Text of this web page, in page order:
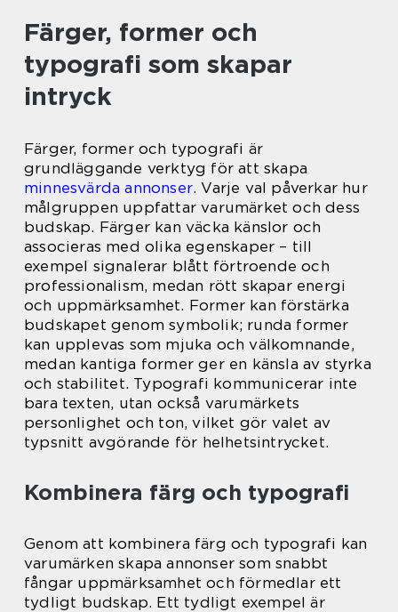
Färger, former och
typografi som skapar
intryck
Färger, former och typografi är
grundläggande verktyg för att skapa
minnesvärda annonser. Varje val påverkar hur
målgruppen uppfattar varumärket och dess
budskap. Färger kan väcka känslor och
associeras med olika egenskaper – till
exempel signalerar blått förtroende och
professionalism, medan rött skapar energi
och uppmärksamhet. Former kan förstärka
budskapet genom symbolik; runda former
kan upplevas som mjuka och välkomnande,
medan kantiga former ger en känsla av styrka
och stabilitet. Typografi kommunicerar inte
bara texten, utan också varumärkets
personlighet och ton, vilket gör valet av
typsnitt avgörande för helhetsintrycket.
Kombinera färg och typografi
Genom att kombinera färg och typografi kan
varumärken skapa annonser som snabbt
fångar uppmärksamhet och förmedlar ett
tydligt budskap. Ett tydligt exempel är